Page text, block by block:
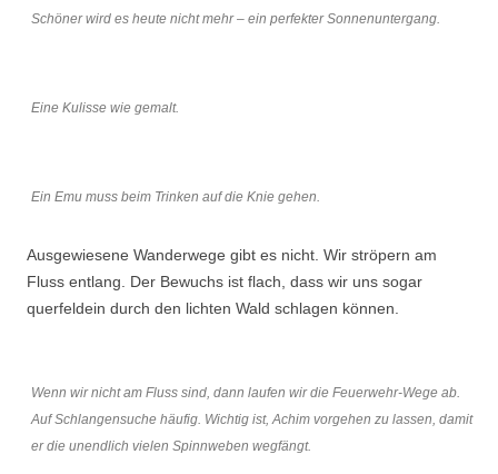
Schöner wird es heute nicht mehr – ein perfekter Sonnenuntergang.
Eine Kulisse wie gemalt.
Ein Emu muss beim Trinken auf die Knie gehen.
Ausgewiesene Wanderwege gibt es nicht. Wir ströpern am
Fluss entlang. Der Bewuchs ist flach, dass wir uns sogar
querfeldein durch den lichten Wald schlagen können.
Wenn wir nicht am Fluss sind, dann laufen wir die Feuerwehr-Wege ab.
Auf Schlangensuche häufig. Wichtig ist, Achim vorgehen zu lassen, damit
er die unendlich vielen Spinnweben wegfängt.